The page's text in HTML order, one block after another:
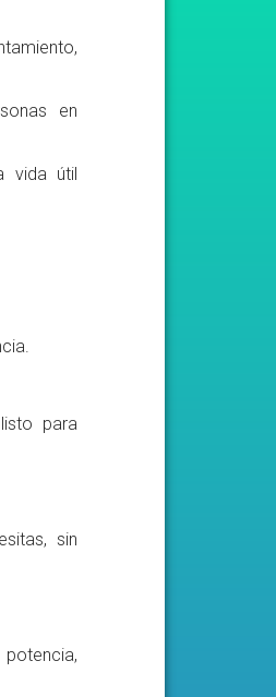
en
vida útil
para
sin